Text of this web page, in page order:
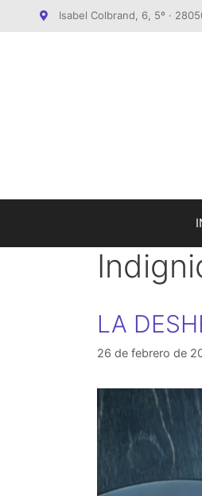
Isabel Colbrand, 6, 5º ·
LA
26 de febrero de